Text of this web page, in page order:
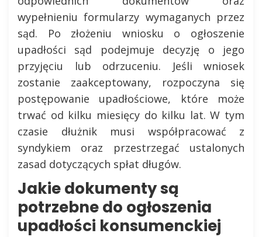
wypełnieniu formularzy wymaganych przez
sąd. Po złożeniu wniosku o ogłoszenie
upadłości sąd podejmuje decyzję o jego
przyjęciu lub odrzuceniu. Jeśli wniosek
zostanie zaakceptowany, rozpoczyna się
postępowanie upadłościowe, które może
trwać od kilku miesięcy do kilku lat. W tym
czasie dłużnik musi współpracować z
syndykiem oraz przestrzegać ustalonych
zasad dotyczących spłat długów.
Jakie dokumenty są
potrzebne do ogłoszenia
upadłości konsumenckiej